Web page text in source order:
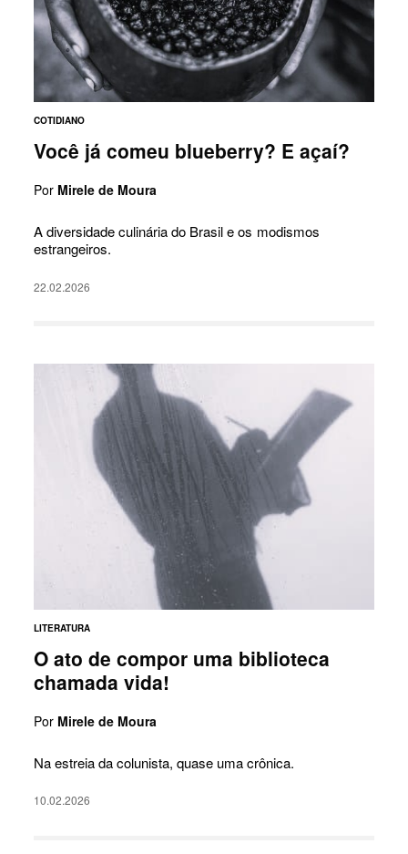
COTIDIANO
Você já comeu blueberry? E açaí?
Por Mirele de Moura
A diversidade culinária do Brasil e os modismos
estrangeiros.
22.02.2026
LITERATURA
O ato de compor uma biblioteca
chamada vida!
Por Mirele de Moura
Na estreia da colunista, quase uma crônica.
10.02.2026